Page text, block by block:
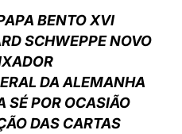
中文
BENTO XVI
SCHWEPPE NOVO
DA ALEMANHA
SÉ POR OCASIÃO
DAS CARTAS